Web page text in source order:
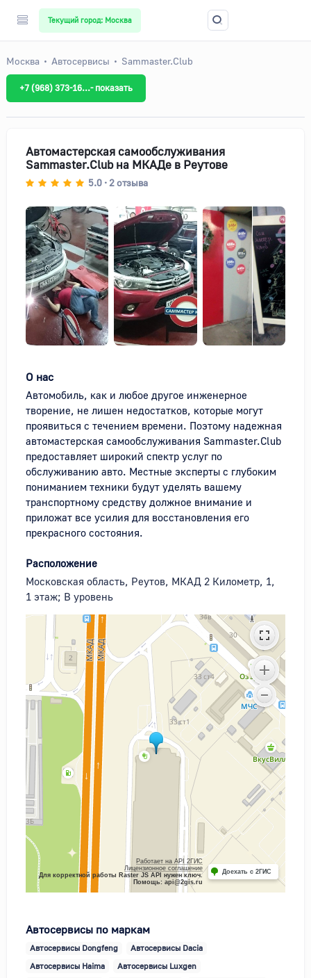
Текущий город: Москва
Москва Автосервисы Sammaster.Club
+7 (968) 373-16...- показать
Автомастерская самообслуживания
Sammaster.Club на МКАДе в Реутове
5.0 • 2отзыва
О нас
Автомобиль, как и любое другое инженерное
творение, не лишен недостатков, которые могут
проявиться с течением времени. Поэтому надежная
автомастерская самообслуживания Sammaster.Club
предоставляет широкий спектр услуг по
обслуживанию авто. Местные эксперты с глубоким
пониманием техники будут уделять вашему
транспортному средству должное внимание и
приложат все усилия для восстановления его
прекрасного состояния.
Расположение
Московская область, Реутов, МКАД 2 Километр, 1,
1 этаж; В уровень
Работает на API 2ГИС
Лицензионное соглашение
Для корректной работы Raster JS API нужен ключ.
Помощь: api@2gis.ru
Доехать с 2ГИС
Автосервисы по маркам
Автосервисы Dongfeng
Автосервисы Dacia
Автосервисы Haima
Автосервисы Luxgen